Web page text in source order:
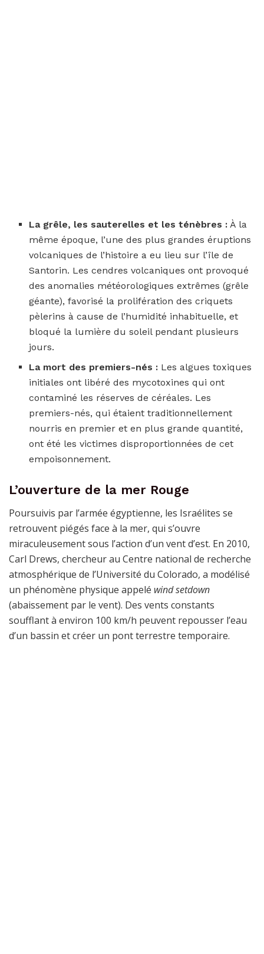
La grêle, les sauterelles et les ténèbres : À la
même époque, l’une des plus grandes éruptions
volcaniques de l’histoire a eu lieu sur l’île de
Santorin. Les cendres volcaniques ont provoqué
des anomalies météorologiques extrêmes (grêle
géante), favorisé la prolifération des criquets
pèlerins à cause de l’humidité inhabituelle, et
bloqué la lumière du soleil pendant plusieurs
jours.
La mort des premiers-nés : Les algues toxiques
initiales ont libéré des mycotoxines qui ont
contaminé les réserves de céréales. Les
premiers-nés, qui étaient traditionnellement
nourris en premier et en plus grande quantité,
ont été les victimes disproportionnées de cet
empoisonnement.
L’ouverture de la mer Rouge
Poursuivis par l’armée égyptienne, les Israélites se
retrouvent piégés face à la mer, qui s’ouvre
miraculeusement sous l’action d’un vent d’est. En 2010,
Carl Drews, chercheur au Centre national de recherche
atmosphérique de l’Université du Colorado, a modélisé
un phénomène physique appelé wind setdown
(abaissement par le vent). Des vents constants
soufflant à environ 100 km/h peuvent repousser l’eau
d’un bassin et créer un pont terrestre temporaire.